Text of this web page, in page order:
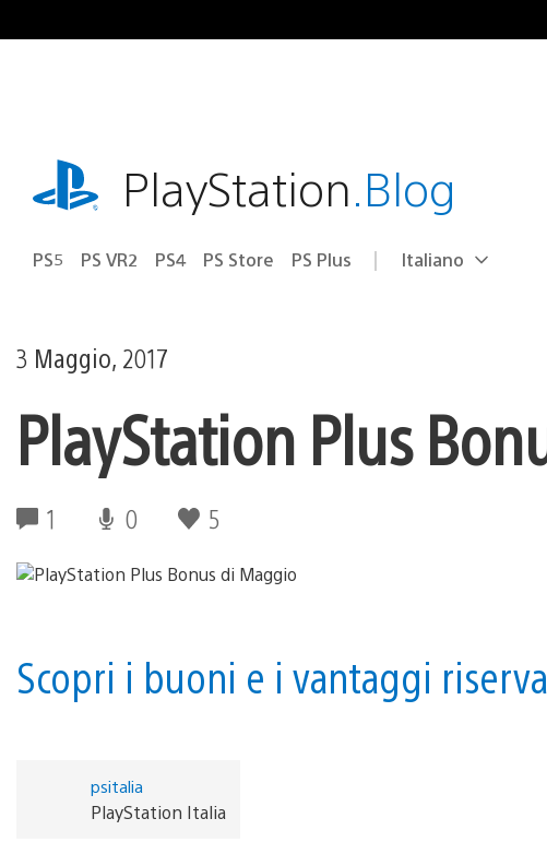
al
playstation.comPlayStation.Blog
PS5 PS VR2 PS4 PS Store PS Plus Seleziona
Regione
Italiano
3 Maggio, 2017
PlayStation Plus
1 0 5
Scopri i buoni e i vantaggi
psitalia
PlayStation Italia